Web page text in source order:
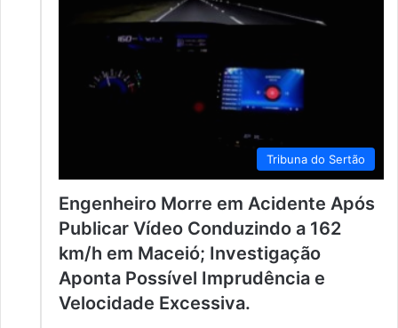
Tribuna do Sertão
Engenheiro Morre em Acidente Após
Publicar Vídeo Conduzindo a 162
km/h em Maceió; Investigação
Aponta Possível Imprudência e
Velocidade Excessiva.